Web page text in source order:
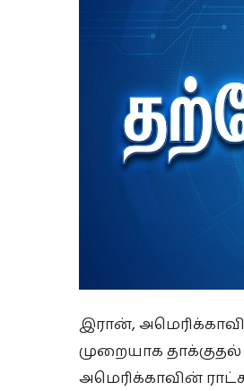
இரான்,
முறையாக தாக்குதல்
அமெரிக்காவின்